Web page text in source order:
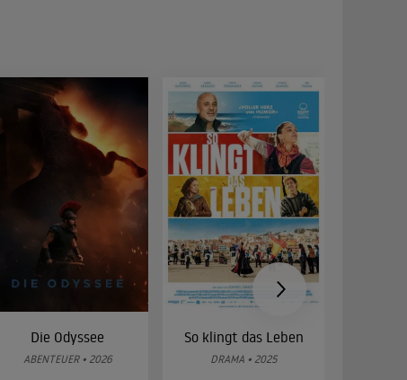
Die Odyssee
ABENTEUER • 2026
So klingt das Leben
DRAMA • 2025